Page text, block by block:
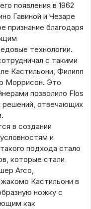
появления в 1962
Гавиной и Чезаре
признание благодаря
технологии.
с такими
Кастильони, Филипп
Моррисон. Это
позволило Flos
решений, отвечающих
в создании
и
подхода стало
которые стали
Arco,
Кастильони в
ножку с
как